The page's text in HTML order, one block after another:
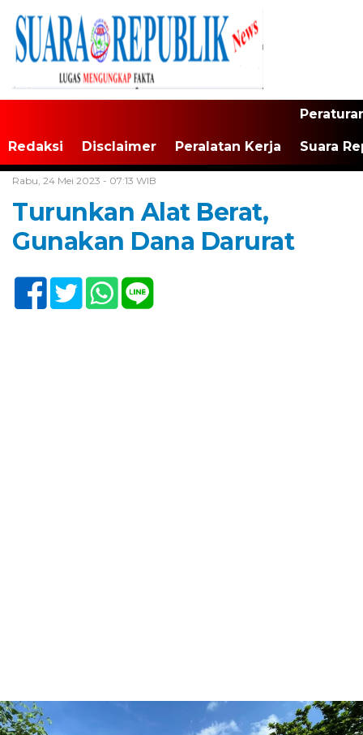
Redaksi Disclaimer Peralatan Kerja Suara
Rabu, 24 Mei 2023 - 07:13 WIB
Turunkan Alat Berat,
Gunakan Dana Darurat